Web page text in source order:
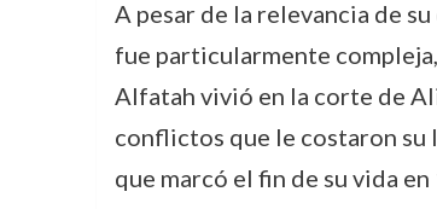
A pesar de la relevancia de
fue particularmente
Alfatah vivió en la corte de
conflictos que le costaron su
que marcó el fin de su vida